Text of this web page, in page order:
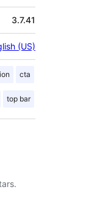
3.7.41
(US)
cta
top bar